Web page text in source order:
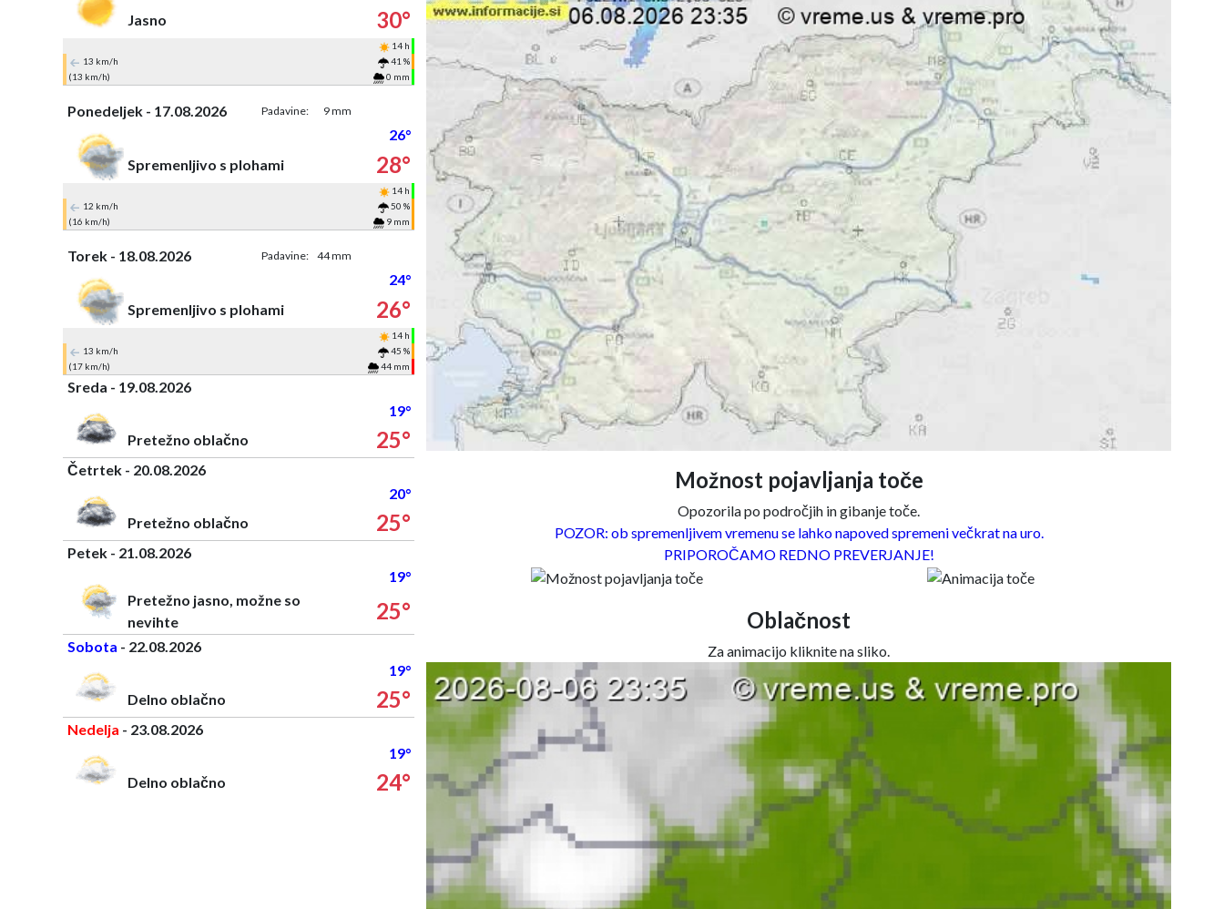
Jasno
30°
14 h
13 km/h
41 %
(13 km/h)
0 mm
Ponedeljek - 17.08.2026 Padavine: 9 mm
26°
Spremenljivo s plohami
28°
14 h
12 km/h
50 %
(16 km/h)
9 mm
Torek - 18.08.2026 Padavine: 44 mm
24°
Spremenljivo s plohami
26°
14 h
13 km/h
45 %
(17 km/h)
44 mm
Sreda - 19.08.2026
19°
Pretežno oblačno
25°
Četrtek - 20.08.2026
20°
Pretežno oblačno
25°
Petek - 21.08.2026
19°
Pretežno jasno, možne so
nevihte
25°
Sobota - 22.08.2026
19°
Delno oblačno
25°
Nedelja - 23.08.2026
19°
Delno oblačno
24°
Možnost pojavljanja toče
Opozorila po področjih in gibanje toče.
POZOR: ob spremenljivem vremenu se lahko napoved spremeni večkrat na uro.
PRIPOROČAMO REDNO PREVERJANJE!
Oblačnost
Za animacijo kliknite na sliko.